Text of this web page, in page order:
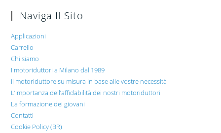
Naviga Il Sito
Applicazioni
Carrello
Chi siamo
I motoriduttori a Milano dal 1989
Il motoriduttore su misura in base alle vostre necessità
L’importanza dell’affidabilità dei nostri motoriduttori
La formazione dei giovani
Contatti
Cookie Policy (BR)